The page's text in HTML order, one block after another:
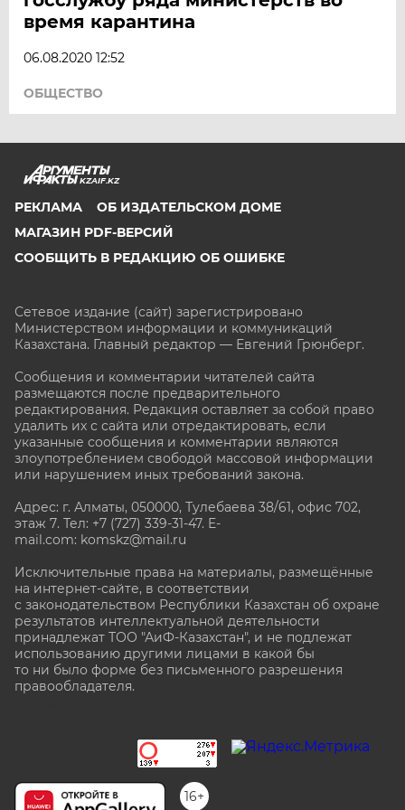
время карантина
06.08.2020 12:52
ОБЩЕСТВО
KZAIF.KZ
РЕКЛАМА
ОБ ИЗДАТЕЛЬСКОМ ДОМЕ
МАГАЗИН PDF-ВЕРСИЙ
СООБЩИТЬ В РЕДАКЦИЮ ОБ ОШИБКЕ
Сетевое издание (сайт) зарегистрировано
Министерством информации и коммуникаций
Казахстана. Главный редактор — Евгений Грюнберг.
Сообщения и комментарии читателей сайта
размещаются после предварительного
редактирования. Редакция оставляет за собой право
удалить их с сайта или отредактировать, если
указанные сообщения и комментарии являются
злоупотреблением свободой массовой информации
или нарушением иных требований закона.
Адрес: г. Алматы, 050000, Тулебаева 38/61, офис 702,
этаж 7. Тел: +7 (727) 339-31-47. E-
mail.com: komskz@mail.ru
Исключительные права на материалы, размещённые
на интернет-сайте, в соответствии
с законодательством Республики Казахстан об охране
результатов интеллектуальной деятельности
принадлежат ТОО "АиФ-Казахстан", и не подлежат
использованию другими лицами в какой бы
то ни было форме без письменного разрешения
правообладателя.
16+